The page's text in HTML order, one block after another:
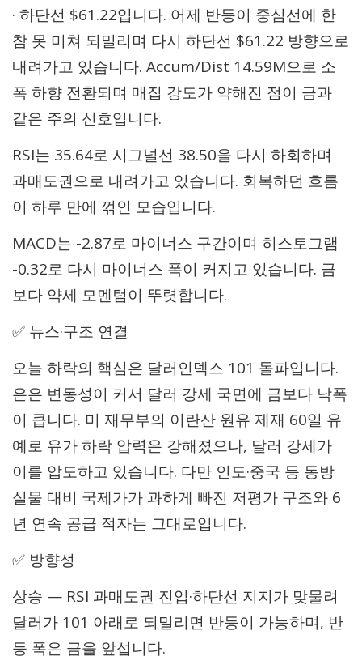
· 하단선 $61.22입니다. 어제 반등이 중심선에 한
참 못 미쳐 되밀리며 다시 하단선 $61.22 방향으로
내려가고 있습니다. Accum/Dist 14.59M으로 소
폭 하향 전환되며 매집 강도가 약해진 점이 금과
같은 주의 신호입니다.
RSI는 35.64로 시그널선 38.50을 다시 하회하며
과매도권으로 내려가고 있습니다. 회복하던 흐름
이 하루 만에 꺾인 모습입니다.
MACD는 -2.87로 마이너스 구간이며 히스토그램
-0.32로 다시 마이너스 폭이 커지고 있습니다. 금
보다 약세 모멘텀이 뚜렷합니다.
✅ 뉴스·구조 연결
오늘 하락의 핵심은 달러인덱스 101 돌파입니다.
은은 변동성이 커서 달러 강세 국면에 금보다 낙폭
이 큽니다. 미 재무부의 이란산 원유 제재 60일 유
예로 유가 하락 압력은 강해졌으나, 달러 강세가
이를 압도하고 있습니다. 다만 인도·중국 등 동방
실물 대비 국제가가 과하게 빠진 저평가 구조와 6
년 연속 공급 적자는 그대로입니다.
✅ 방향성
상승 — RSI 과매도권 진입·하단선 지지가 맞물려
달러가 101 아래로 되밀리면 반등이 가능하며, 반
등 폭은 금을 앞섭니다.